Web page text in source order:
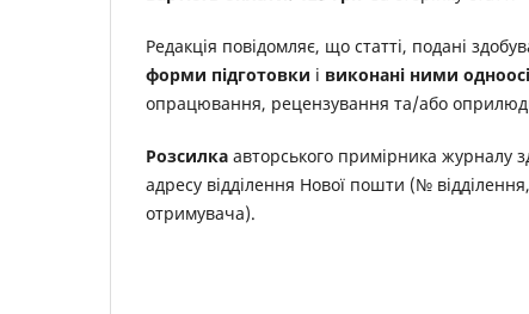
Редакція повідомляє, що статті, подані
форми підготовки і виконані ними
опрацювання, рецензування та/або
Розсилка авторського примірника журналу
адресу відділення Нової пошти (№
отримувача).